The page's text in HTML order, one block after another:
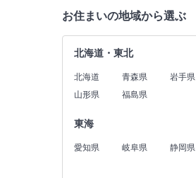
お住まいの地域から選ぶ
北海道・東北
北海道 青森県 岩手県
山形県
福島県
東海
愛知県 岐阜県 静岡県